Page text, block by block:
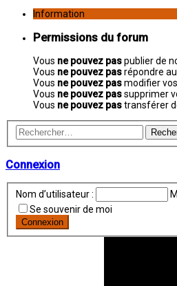
Information
Permissions du forum
Vous ne pouvez paspublier de
Vous ne pouvez pasrépondre
Vous ne pouvez pasmodifier
Vous ne pouvez passupprimer
Vous ne pouvez pastransférer
Connexion
Nom d’utilisateur :
Se souvenir de moi